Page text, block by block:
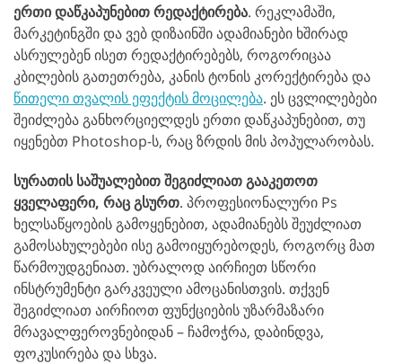
ერთი დაწკაპუნებით რედაქტირება. რეკლამაში,
მარკეტინგში და ვებ დიზაინში ადამიანები ხშირად
ასრულებენ ისეთ რედაქტირებებს, როგორიცაა
კბილების გათეთრება, კანის ტონის კორექტირება და
წითელი თვალის ეფექტის მოცილება. ეს ცვლილებები
შეიძლება განხორციელდეს ერთი დაწკაპუნებით, თუ
იყენებთ Photoshop-ს, რაც ზრდის მის პოპულარობას.
სურათის საშუალებით შეგიძლიათ გააკეთოთ
ყველაფერი, რაც გსურთ. პროფესიონალური Ps
ხელსაწყოების გამოყენებით, ადამიანებს შეუძლიათ
გამოსახულებები ისე გამოიყურებოდეს, როგორც მათ
წარმოუდგენიათ. უბრალოდ აირჩიეთ სწორი
ინსტრუმენტი გარკვეული ამოცანისთვის. თქვენ
შეგიძლიათ აირჩიოთ ფუნქციების უზარმაზარი
მრავალფეროვნებიდან – ჩამოჭრა, დაბინდვა,
ფოკუსირება და სხვა.